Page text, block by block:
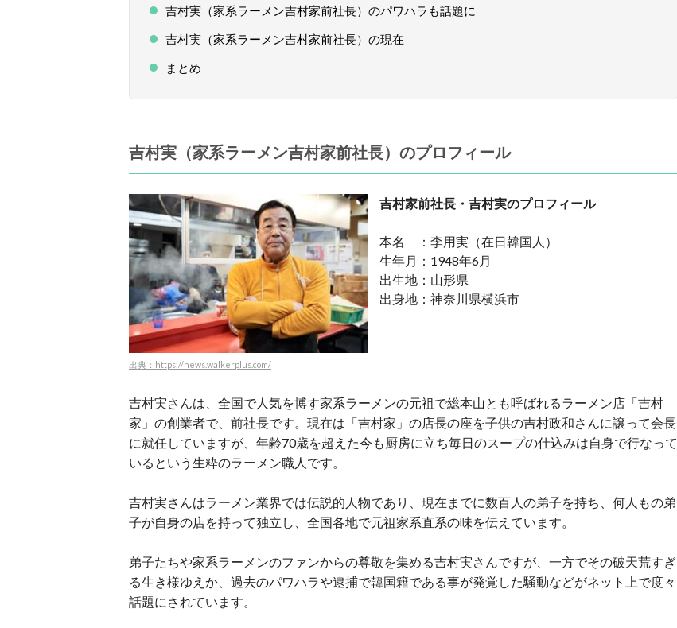
吉村実（家系ラーメン吉村家前社長）のパワハラも話題に
吉村実（家系ラーメン吉村家前社長）の現在
まとめ
吉村実（家系ラーメン吉村家前社長）のプロフィール
出典：https://news.walkerplus.com/
吉村家前社長・吉村実のプロフィール
本名 ：李用実（在日韓国人）
生年月：1948年6月
出生地：山形県
出身地：神奈川県横浜市
吉村実さんは、全国で人気を博す家系ラーメンの元祖で総本山とも呼ばれるラーメン店「吉村
家」の創業者で、前社長です。現在は「吉村家」の店長の座を子供の吉村政和さんに譲って会長
に就任していますが、年齢70歳を超えた今も厨房に立ち毎日のスープの仕込みは自身で行なって
いるという生粋のラーメン職人です。
吉村実さんはラーメン業界では伝説的人物であり、現在までに数百人の弟子を持ち、何人もの弟
子が自身の店を持って独立し、全国各地で元祖家系直系の味を伝えています。
弟子たちや家系ラーメンのファンからの尊敬を集める吉村実さんですが、一方でその破天荒すぎ
る生き様ゆえか、過去のパワハラや逮捕で韓国籍である事が発覚した騒動などがネット上で度々
話題にされています。